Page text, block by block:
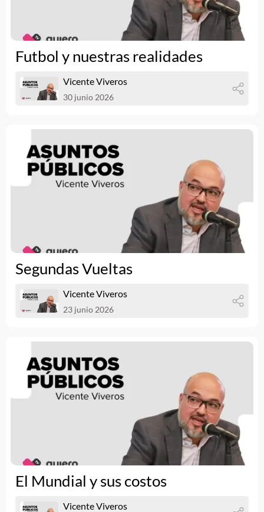
Futbol y nuestras realidades
Vicente Viveros
30 junio 2026
Segundas Vueltas
Vicente Viveros
23 junio 2026
El Mundial y sus costos
Vicente Viveros